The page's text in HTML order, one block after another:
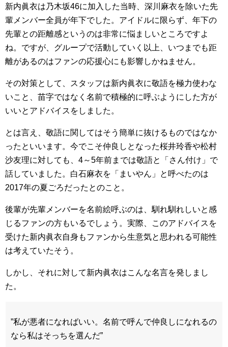
新内眞衣は乃木坂46に加入した当時、深川麻衣を除いた先
輩メンバー全員が年下でした。アイドルに限らず、年下の
先輩との距離感というのは非常に悩ましいところですよ
ね。ですが、グループで活動していく以上、いつまでも距
離があるのはファンの応援心にも影響しかねません。
その対策として、スタッフは新内眞衣に敬語を極力使わな
いこと、苗字ではなく名前で積極的に呼ぶようにした方が
いいとアドバイスをしました。
とは言え、敬語に関してはそう簡単に抜けるものではなか
ったといいます。今でこそ仲良しとなった桜井玲香や松村
沙友理に対しても、4～5年前までは敬語と「さん付け」で
話していました。白石麻衣を「まいやん」と呼べたのは
2017年の夏ごろだったとのこと。
後輩が先輩メンバーを名前絵呼ぶのは、馴れ馴れしいと感
じるファンの方もいるでしょう。実際、このアドバイスを
受けた新内眞衣自身もファンから生意気と思われる可能性
は考えていたそう。
しかし、それに対して新内眞衣はこんな名言を発しまし
た。
”私が悪者になればいい。名前で呼んで仲良しになれるの
なら私はそっちを選んだ”